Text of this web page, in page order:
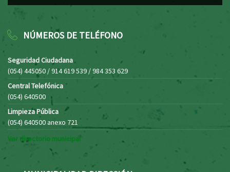
NÚMEROS DE TELÉFONO
Seguridad Ciudadana
(054) 445050 / 914 619 539 / 984 353 629
Central Telefónica
(054) 640500
Limpieza Pública
(054) 640500 anexo 721
Ver directorio municipal